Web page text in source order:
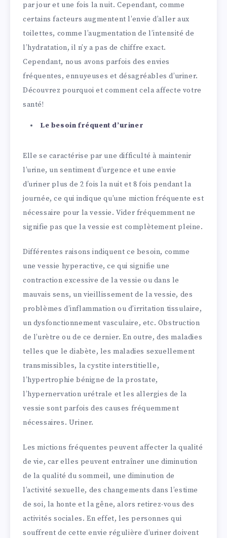
par jour et une fois la nuit. Cependant, comme
certains facteurs augmentent l’envie d’aller aux
toilettes, comme l’augmentation de l’intensité de
l’hydratation, il n’y a pas de chiffre exact.
Cependant, nous avons parfois des envies
fréquentes, ennuyeuses et désagréables d’uriner.
Découvrez pourquoi et comment cela affecte votre
santé!
Le besoin fréquent d’uriner
Elle se caractérise par une difficulté à maintenir
l’urine, un sentiment d’urgence et une envie
d’uriner plus de 2 fois la nuit et 8 fois pendant la
journée, ce qui indique qu’une miction fréquente est
nécessaire pour la vessie. Vider fréquemment ne
signifie pas que la vessie est complètement pleine.
Différentes raisons indiquent ce besoin, comme
une vessie hyperactive, ce qui signifie une
contraction excessive de la vessie ou dans le
mauvais sens, un vieillissement de la vessie, des
problèmes d’inflammation ou d’irritation tissulaire,
un dysfonctionnement vasculaire, etc. Obstruction
de l’urètre ou de ce dernier. En outre, des maladies
telles que le diabète, les maladies sexuellement
transmissibles, la cystite interstitielle,
l’hypertrophie bénigne de la prostate,
l’hypernervation urétrale et les allergies de la
vessie sont parfois des causes fréquemment
nécessaires. Uriner.
Les mictions fréquentes peuvent affecter la qualité
de vie, car elles peuvent entraîner une diminution
de la qualité du sommeil, une diminution de
l’activité sexuelle, des changements dans l’estime
de soi, la honte et la gêne, alors retirez-vous des
activités sociales. En effet, les personnes qui
souffrent de cette envie régulière d’uriner doivent